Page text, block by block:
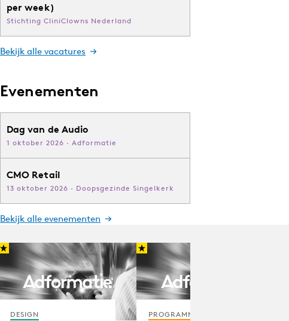
per week)
Stichting CliniClowns Nederland
Bekijk alle vacatures
Evenementen
Dag van de Audio
1 oktober 2026 · Adformatie
CMO Retail
13 oktober 2026 · Doopsgezinde Singelkerk
Bekijk alle evenementen
DESIGN PROGRAMMATIC